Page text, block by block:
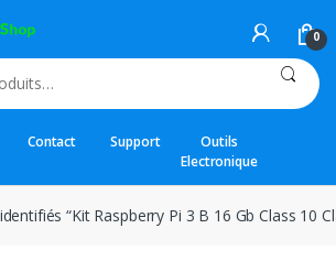
0
Contact Support
Outils
Electronique
“Kit Raspberry Pi 3 B 16 Gb Class 10